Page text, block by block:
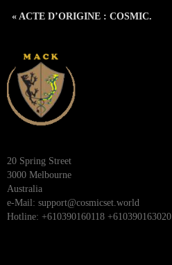
« ACTE D’ORIGINE : COSMIC.
20 Spring Street
3000 Melbourne
Australia
e-Mail: support@cosmicset.world
Hotline: +610390160118 +610390163020